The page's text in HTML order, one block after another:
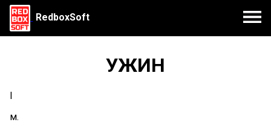
RedboxSoft
УЖИН
I
м.